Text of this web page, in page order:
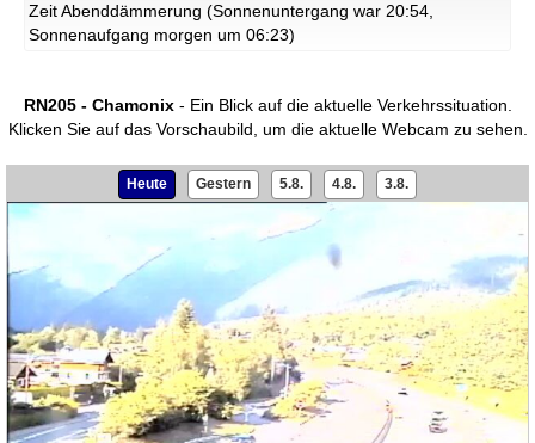
Zeit Abenddämmerung (Sonnenuntergang war 20:54,
Sonnenaufgang morgen um 06:23)
RN205 - Chamonix- Ein Blick auf die aktuelle Verkehrssituation.
Klicken Sie auf das Vorschaubild, um die aktuelle Webcam zu sehen.
Heute Gestern 5.8. 4.8. 3.8.